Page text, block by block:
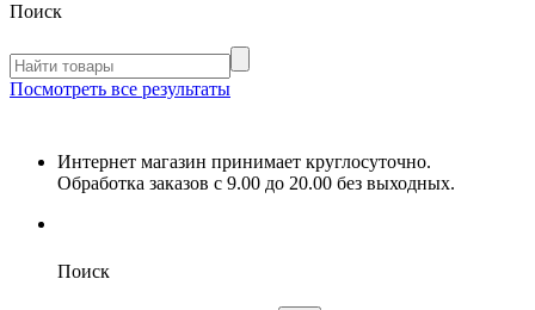
Поиск
Посмотреть все результаты
Интернет магазин принимает круглосуточно.
Обработка заказов с 9.00 до 20.00 без выходных.
Поиск